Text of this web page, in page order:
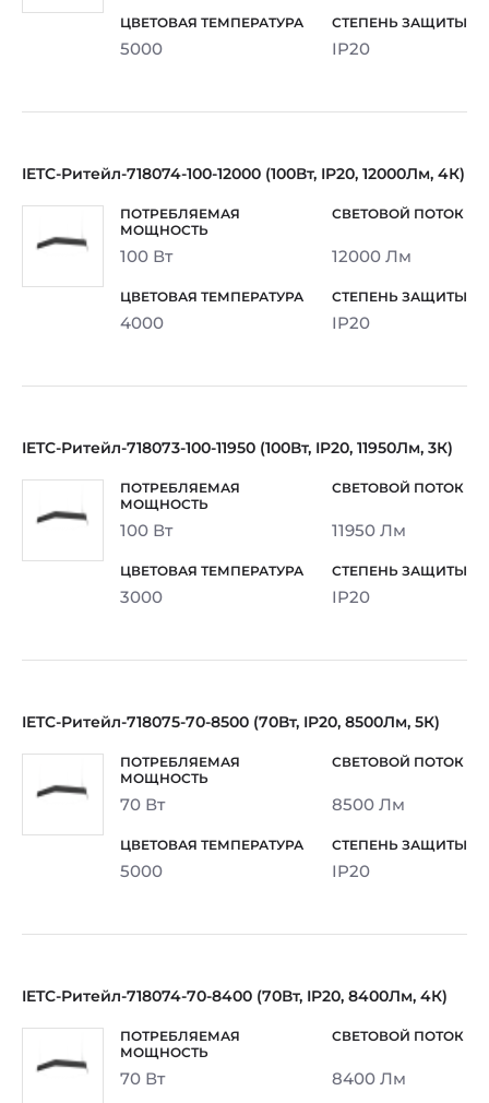
5000 IP20
IETC-Ритейл-718074-100-12000 (100Вт, IP20, 12000Лм, 4К)
100 Вт 12000 Лм
4000 IP20
IETC-Ритейл-718073-100-11950 (100Вт, IP20, 11950Лм, 3К)
100 Вт 11950 Лм
3000 IP20
IETC-Ритейл-718075-70-8500 (70Вт, IP20, 8500Лм, 5К)
70 Вт 8500 Лм
5000 IP20
IETC-Ритейл-718074-70-8400 (70Вт, IP20, 8400Лм, 4К)
70 Вт 8400 Лм